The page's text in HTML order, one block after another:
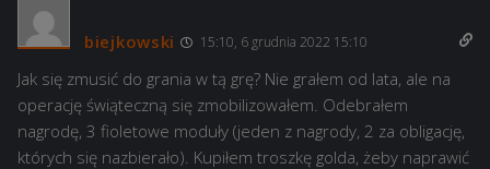
biejkowski 15:10, 6 grudnia 2022 15:10
Jak się zmusić do grania w tą grę? Nie grałem od lata, ale na
operację świąteczną się zmobilizowałem. Odebrałem
nagrodę, 3 fioletowe moduły (jeden z nagrody, 2 za obligację,
których się nazbierało). Kupiłem troszkę golda, żeby naprawić